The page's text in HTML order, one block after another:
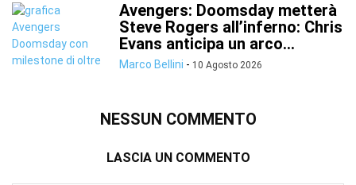
Avengers: Doomsday metterà
Steve Rogers all’inferno: Chris
Evans anticipa un arco...
Marco Bellini - 10 Agosto 2026
NESSUN COMMENTO
LASCIA UN COMMENTO